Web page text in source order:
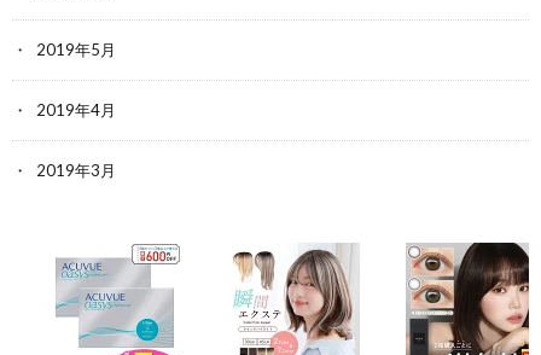
2019年5月
2019年4月
2019年3月